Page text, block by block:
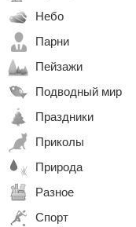
Небо
Парни
Пейзажи
Подводный мир
Праздники
Приколы
Природа
Разное
Спорт